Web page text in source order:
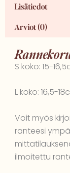
Lisätiedot
Arviot (0)
S koko: 15-
L koko: 16,5-
Voit myös
ranteesi
ilmoitettu